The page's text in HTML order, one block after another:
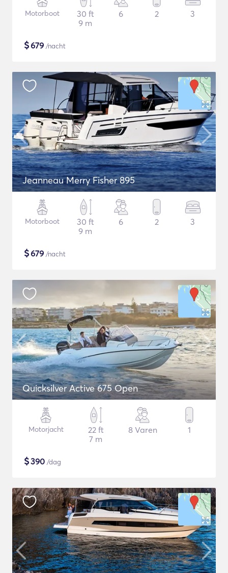
Motorboot
30 ft
9 m
6 2 3
$679 /nacht
Jeanneau Merry Fisher 895
Motorboot
30 ft
9 m
6 2 3
$679 /nacht
Quicksilver Active 675 Open
Motorjacht
22 ft
7 m
8 Varen 1
$390 /dag